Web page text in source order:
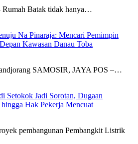
Batak tidak hanya…
Na Pinaraja: Mencari Pemimpin
Kawasan Danau Toba
SAMOSIR, JAYA POS –…
Setokok Jadi Sorotan, Dugaan
Hak Pekerja Mencuat
pembangunan Pembangkit Listrik